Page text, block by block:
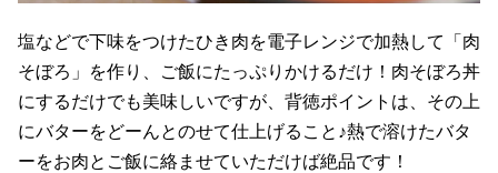
塩などで下味をつけたひき肉を電子レンジで加熱して「肉
そぼろ」を作り、ご飯にたっぷりかけるだけ！肉そぼろ丼
にするだけでも美味しいですが、背徳ポイントは、その上
にバターをどーんとのせて仕上げること♪熱で溶けたバタ
ーをお肉とご飯に絡ませていただけば絶品です！